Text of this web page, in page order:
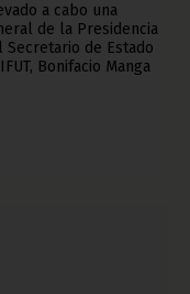
a cabo una
de la Presidencia
Secretario de Estado
Bonifacio Manga